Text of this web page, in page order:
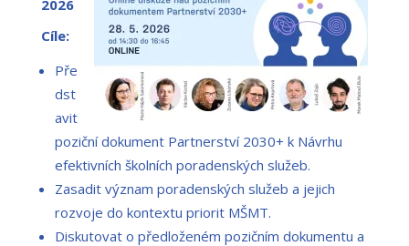
2026
Cíle:
Pře
dst
avit
poziční dokument Partnerství 2030+ k Návrhu
efektivních školních poradenských služeb.
Zasadit význam poradenských služeb a jejich
rozvoje do kontextu priorit MŠMT.
Diskutovat o předloženém pozičním dokumentu a